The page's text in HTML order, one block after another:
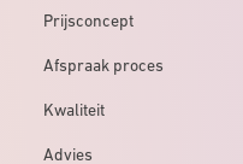
Prijsconcept
Afspraak proces
Kwaliteit
Advies